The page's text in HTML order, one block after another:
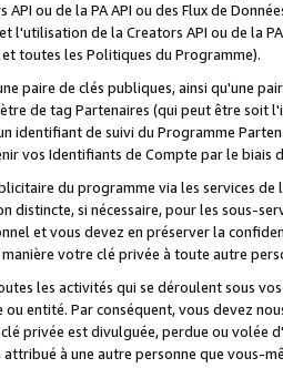
ou de la PA API ou des Flux de
l'utilisation de la Creators API ou de la
toutes les Politiques du Programme).
paire de clés publiques, ainsi qu'une
de tag Partenaires (qui peut être soit
identifiant de suivi du Programme
vos Identifiants de Compte par le biais
du programme via les services
distincte, si nécessaire, pour les sous-
et vous devez en préserver la
votre clé privée à toute autre
les activités qui se déroulent sous
entité. Par conséquent, vous devez
privée est divulguée, perdue ou volée
à une autre personne que vous-